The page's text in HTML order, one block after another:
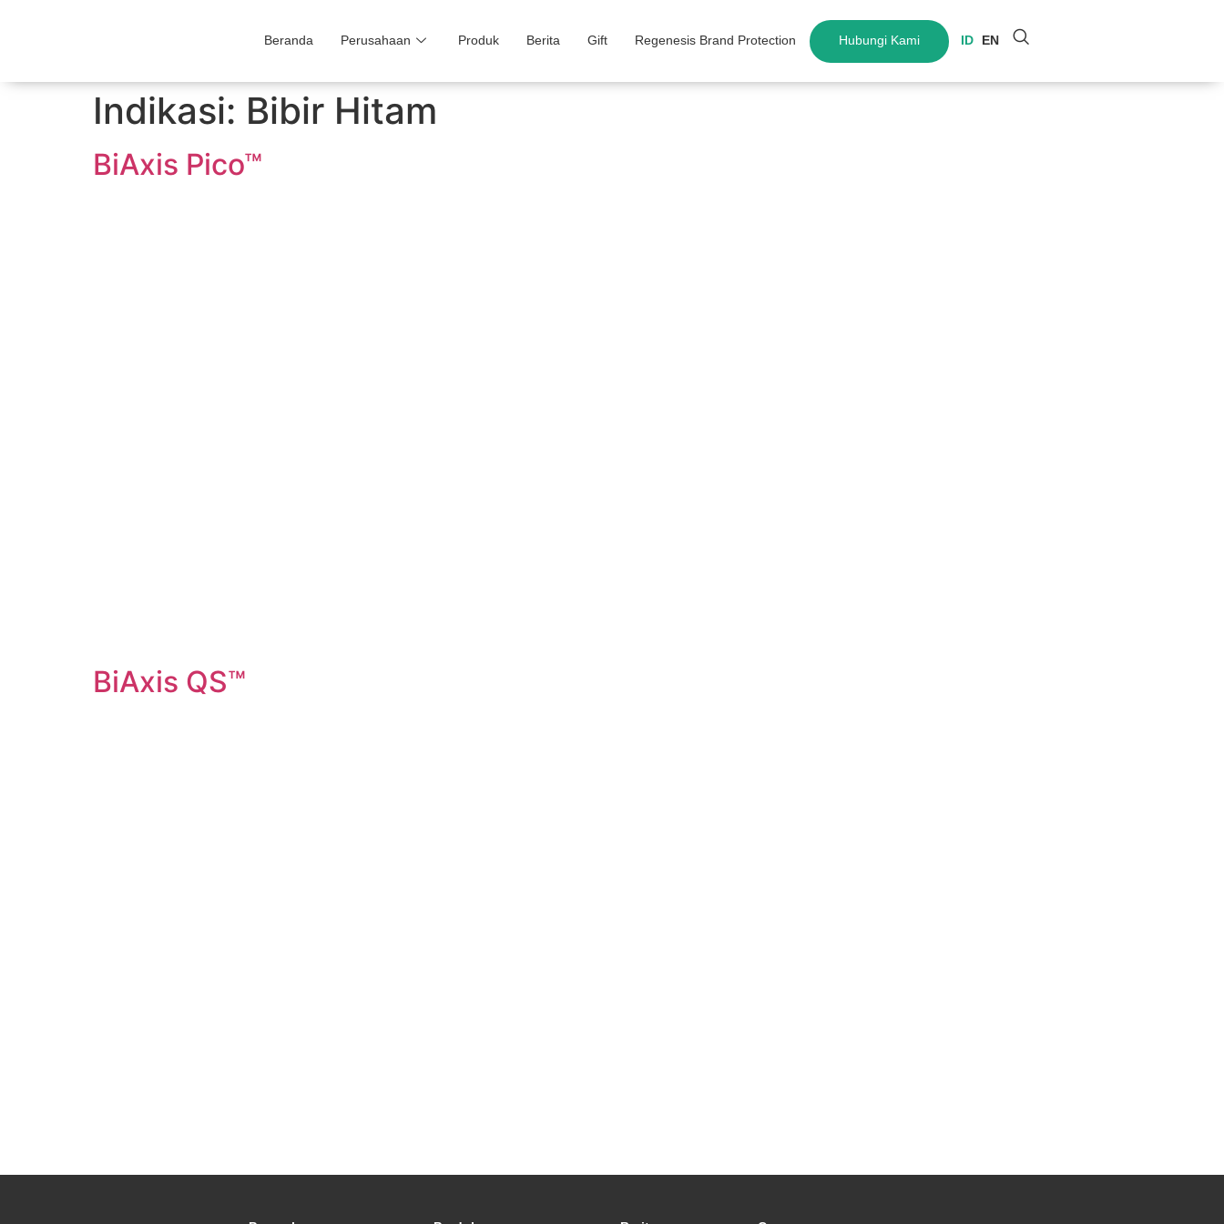
Beranda Perusahaan Produk Berita Gift Regenesis Brand Protection Hubungi Kami ID EN
Indikasi: Bibir Hitam
BiAxis Pico™
BiAxis QS™